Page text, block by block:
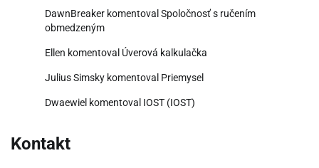
DawnBreaker komentoval Spoločnosť s ručením
obmedzeným
Ellen komentoval Úverová kalkulačka
Julius Simsky komentoval Priemysel
Dwaewiel komentoval IOST (IOST)
Kontakt